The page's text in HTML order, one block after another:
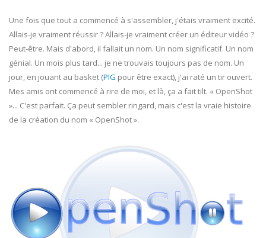
Une fois que tout a commencé à s'assembler, j'étais vraiment excité.
Allais-je vraiment réussir ? Allais-je vraiment créer un éditeur vidéo ?
Peut-être. Mais d'abord, il fallait un nom. Un nom significatif. Un nom
génial. Un mois plus tard... je ne trouvais toujours pas de nom. Un
jour, en jouant au basket (PIG pour être exact), j'ai raté un tir ouvert.
Mes amis ont commencé à rire de moi, et là, ça a fait tilt. « OpenShot
»... C'est parfait. Ça peut sembler ringard, mais c'est la vraie histoire
de la création du nom « OpenShot ».